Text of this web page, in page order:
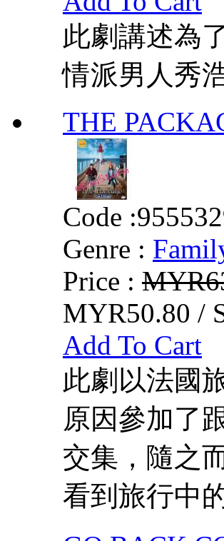
此劇講述為
情派男人秀
THE
Code :
Genre :
Price :
MYR50.80 /
Add To Cart
此劇以法國
原因參加了
交集，隨之
看到旅行中